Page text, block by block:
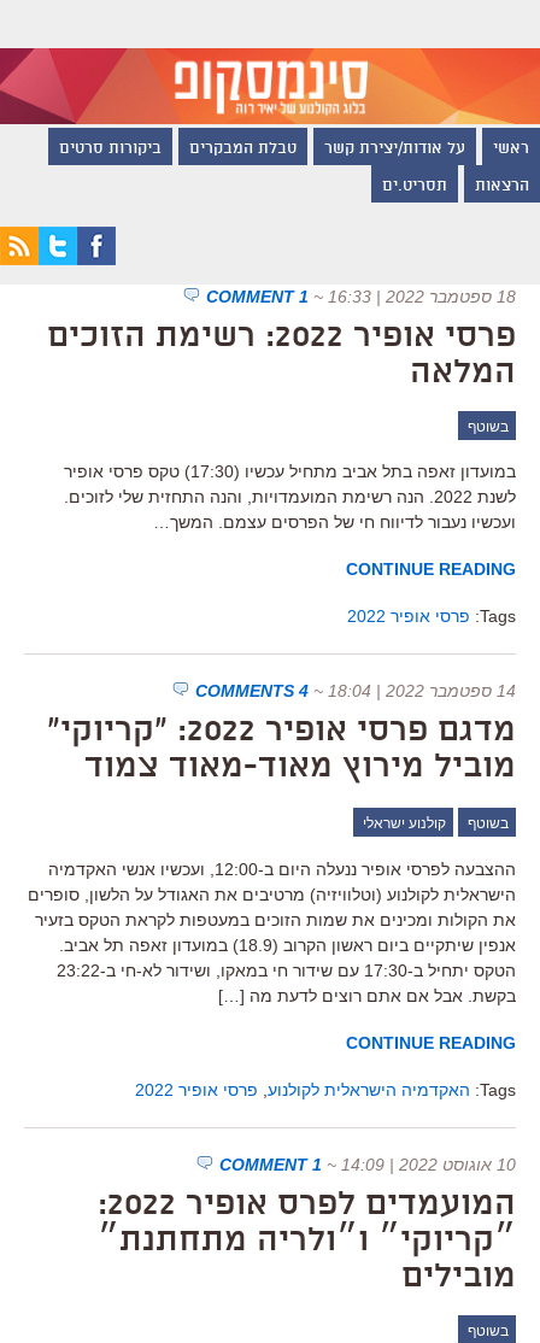
ראשי על אודות/יצירת קשר טבלת המבקרים ביקורות סרטים
הרצאות תסריט.ים
18 ספטמבר 2022 | 16:33 ~
1 COMMENT
פרסי אופיר 2022: רשימת הזוכים
המלאה
בשוטף
במועדון זאפה בתל אביב מתחיל עכשיו (17:30) טקס פרסי אופיר
לשנת 2022. הנה רשימת המועמדויות, והנה התחזית שלי לזוכים.
ועכשיו נעבור לדיווח חי של הפרסים עצמם. המשך…
CONTINUE READING
Tags: פרסי אופיר 2022
14 ספטמבר 2022 | 18:04 ~
4 COMMENTS
מדגם פרסי אופיר 2022: "קריוקי"
מוביל מירוץ מאוד-מאוד צמוד
בשוטף קולנוע ישראלי
ההצבעה לפרסי אופיר ננעלה היום ב-12:00, ועכשיו אנשי האקדמיה
הישראלית לקולנוע (וטלוויזיה) מרטיבים את האגודל על הלשון, סופרים
את הקולות ומכינים את שמות הזוכים במעטפות לקראת הטקס בזעיר
אנפין שיתקיים ביום ראשון הקרוב (18.9) במועדון זאפה תל אביב.
הטקס יתחיל ב-17:30 עם שידור חי במאקו, ושידור לא-חי ב-23:22
בקשת. אבל אם אתם רוצים לדעת מה […]
CONTINUE READING
Tags: האקדמיה הישראלית לקולנוע פרסי אופיר 2022
10 אוגוסט 2022 | 14:09 ~
1 COMMENT
המועמדים לפרס אופיר 2022:
״קריוקי״ ו״ולריה מתחתנת״
מובילים
בשוטף